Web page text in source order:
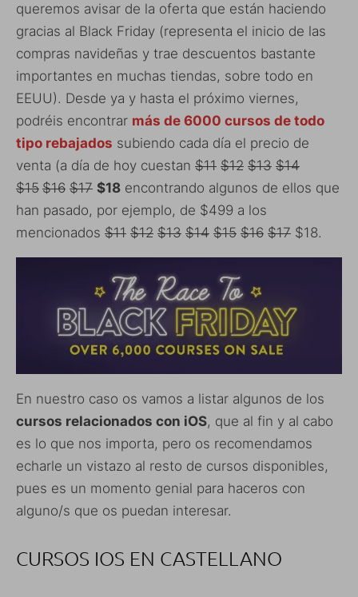
queremos avisar de la oferta que están haciendo
gracias al Black Friday (representa el inicio de las
compras navideñas y trae descuentos bastante
importantes en muchas tiendas, sobre todo en
EEUU). Desde ya y hasta el próximo viernes,
podréis encontrar más de 6000 cursos de todo
tipo rebajados subiendo cada día el precio de
venta (a día de hoy cuestan $11 $12 $13 $14
$15 $16 $17 $18 encontrando algunos de ellos que
han pasado, por ejemplo, de $499 a los
mencionados $11 $12 $13 $14 $15 $16 $17 $18.
En nuestro caso os vamos a listar algunos de los
cursos relacionados con iOS, que al fin y al cabo
es lo que nos importa, pero os recomendamos
echarle un vistazo al resto de cursos disponibles,
pues es un momento genial para haceros con
alguno/s que os puedan interesar.
CURSOS IOS EN CASTELLANO